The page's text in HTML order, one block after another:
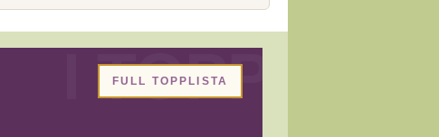
FULL TOPPLISTA